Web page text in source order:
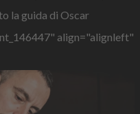
la guida di Oscar
align="alignleft"